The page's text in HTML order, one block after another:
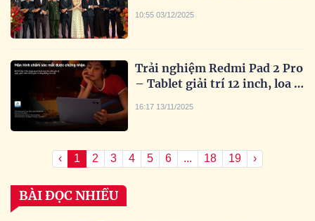
10:55 03/12/2025
Trải nghiệm Redmi Pad 2 Pro
– Tablet giải trí 12 inch, loa 4
16:17 13/11/2025
‹ 1 2 3 4 5 6 ... 18 19 ›
BÀI ĐỌC NHIỀU